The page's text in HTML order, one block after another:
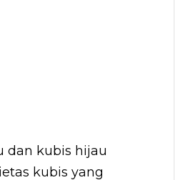
dan kubis hijau
kubis yang